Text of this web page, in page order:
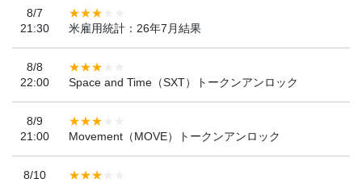
8/7
21:30
米雇用統計：26年7月結果
8/8
22:00
Space and Time（SXT）トークンアンロック
8/9
21:00
Movement（MOVE）トークンアンロック
8/10